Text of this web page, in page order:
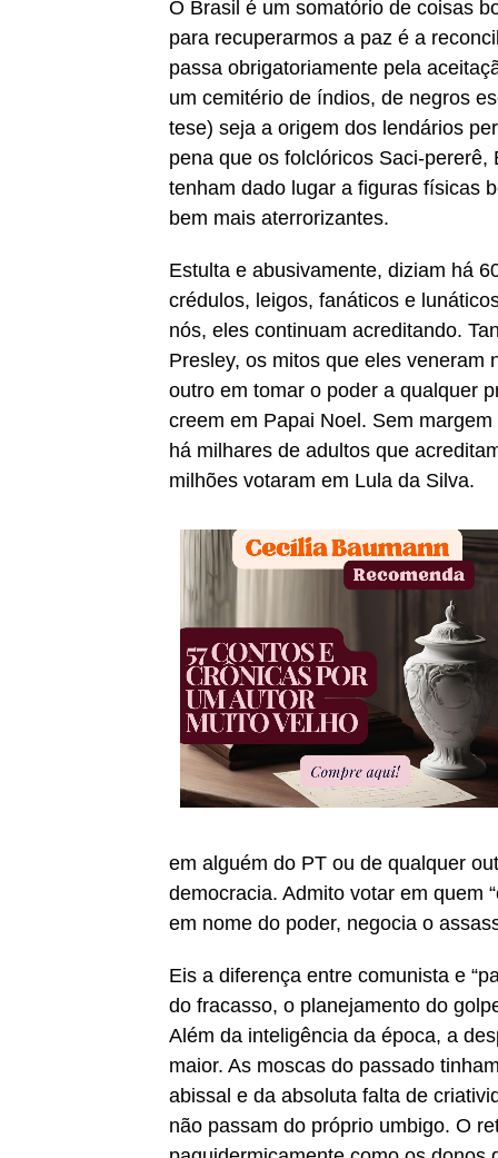
O Brasil é um somatório de coisas
para recuperarmos a paz é a
passa obrigatoriamente pela
um cemitério de índios, de negros
tese) seja a origem dos lendários
pena que os folclóricos Saci-
tenham dado lugar a figuras físicas
bem mais aterrorizantes.
Estulta e abusivamente, diziam há
crédulos, leigos, fanáticos e
nós, eles continuam acreditando.
Presley, os mitos que eles veneram
outro em tomar o poder a qualquer
creem em Papai Noel. Sem
há milhares de adultos que
milhões votaram em Lula da Silva.
em alguém do PT ou de qualquer
democracia. Admito votar em quem
em nome do poder, negocia o
Eis a diferença entre comunista e
do fracasso, o planejamento do
Além da inteligência da época, a
maior. As moscas do passado
abissal e da absoluta falta de
não passam do próprio umbigo. O